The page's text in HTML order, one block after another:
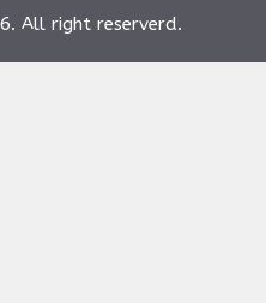
All right reserverd.